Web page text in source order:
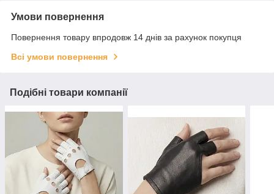
Умови повернення
Повернення товару впродовж 14 днів за рахунок покупця
Всі умови повернення
Подібні товари компанії